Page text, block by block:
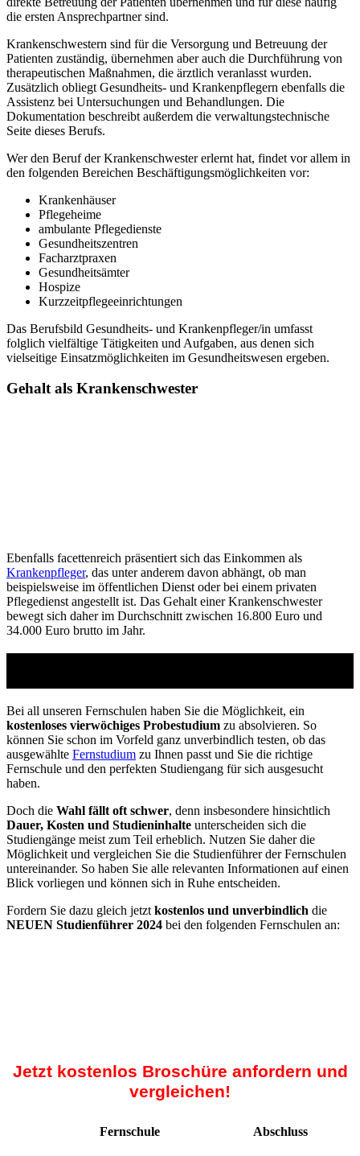
die ersten Ansprechpartner sind.
Krankenschwestern sind für die Versorgung und Betreuung der
Patienten zuständig, übernehmen aber auch die Durchführung von
therapeutischen Maßnahmen, die ärztlich veranlasst wurden.
Zusätzlich obliegt Gesundheits- und Krankenpflegern ebenfalls die
Assistenz bei Untersuchungen und Behandlungen. Die
Dokumentation beschreibt außerdem die verwaltungstechnische
Seite dieses Berufs.
Wer den Beruf der Krankenschwester erlernt hat, findet vor allem in
den folgenden Bereichen Beschäftigungsmöglichkeiten vor:
Krankenhäuser
Pflegeheime
ambulante Pflegedienste
Gesundheitszentren
Facharztpraxen
Gesundheitsämter
Hospize
Kurzzeitpflegeeinrichtungen
Das Berufsbild Gesundheits- und Krankenpfleger/in umfasst
folglich vielfältige Tätigkeiten und Aufgaben, aus denen sich
vielseitige Einsatzmöglichkeiten im Gesundheitswesen ergeben.
Gehalt als Krankenschwester
Ebenfalls facettenreich präsentiert sich das Einkommen als
Krankenpfleger, das unter anderem davon abhängt, ob man
beispielsweise im öffentlichen Dienst oder bei einem privaten
Pflegedienst angestellt ist. Das Gehalt einer Krankenschwester
bewegt sich daher im Durchschnitt zwischen 16.800 Euro und
34.000 Euro brutto im Jahr.
Bei all unseren Fernschulen haben Sie die Möglichkeit, ein
kostenloses vierwöchiges Probestudium zu absolvieren. So
können Sie schon im Vorfeld ganz unverbindlich testen, ob das
ausgewählte Fernstudium zu Ihnen passt und Sie die richtige
Fernschule und den perfekten Studiengang für sich ausgesucht
haben.
Doch die Wahl fällt oft schwer, denn insbesondere hinsichtlich
Dauer, Kosten und Studieninhalte unterscheiden sich die
Studiengänge meist zum Teil erheblich. Nutzen Sie daher die
Möglichkeit und vergleichen Sie die Studienführer der Fernschulen
untereinander. So haben Sie alle relevanten Informationen auf einen
Blick vorliegen und können sich in Ruhe entscheiden.
Fordern Sie dazu gleich jetzt kostenlos und unverbindlich die
NEUEN Studienführer 2024 bei den folgenden Fernschulen an:
Jetzt kostenlos Broschüre anfordern und
vergleichen!
Fernschule Abschluss